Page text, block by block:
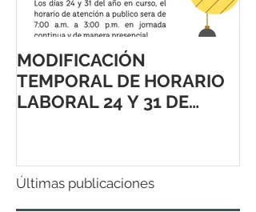
MODIFICACIÓN
TEMPORAL DE HORARIO
LABORAL 24 Y 31 DE
Últimas publicaciones